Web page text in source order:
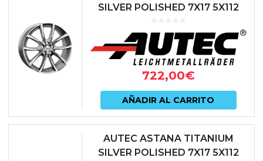
SILVER POLISHED 7X17 5X112
722,00€
AÑADIR AL CARRITO
AUTEC ASTANA TITANIUM
SILVER POLISHED 7X17 5X112